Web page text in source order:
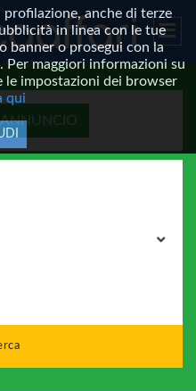
anche di terze
in linea con le tue
banner o prosegui con la
Per maggiori informazioni su
le impostazioni dei browser
qui
ANNUNCIO